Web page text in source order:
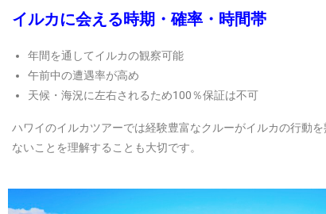
イルカに会える時期・確率・時間帯
年間を通してイルカの観察可能
午前中の遭遇率が高め
天候・海況に左右されるため100％保証は不可
ハワイのイルカツアーでは経験豊富なクルーがイルカの行動
ないことを理解することも大切です。